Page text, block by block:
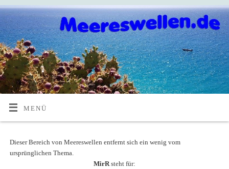
MENÜ
Dieser Bereich von Meereswellen entfernt sich ein wenig vom
ursprünglichen Thema.
MirRsteht für: